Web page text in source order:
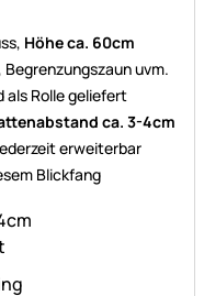
Höhe ca. 60cm
uvm.
als Rolle geliefert
ca. 3-4cm
erweiterbar
Blickfang